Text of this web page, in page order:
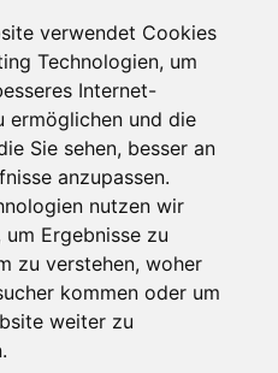
verwendet Cookies
Technologien, um
Internet-
ermöglichen und die
Sie sehen, besser an
anzupassen.
nutzen wir
um Ergebnisse zu
zu verstehen, woher
kommen oder um
weiter zu
AfD legt zu, Union
Was
leisten?
CSD in...
des Abdul B.:
BND
waren...
Bilger will
für Lkw lockern
Tötung eines